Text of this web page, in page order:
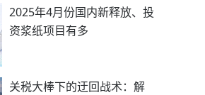
2025年4月份国内新释放、投
资浆纸项目有多
关税大棒下的迂回战术：解